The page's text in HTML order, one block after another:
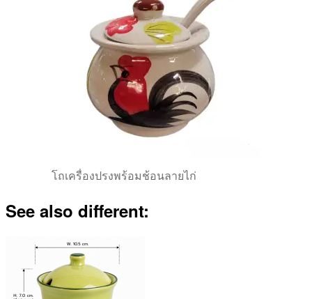
โถเครื่องปรงพร้อมช้อนลายไก่
See also different: